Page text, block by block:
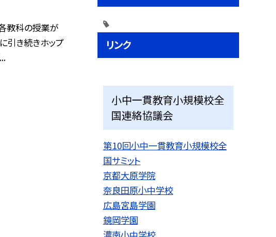
教科の授業が
引き続きホップ
リンク
小中一貫教育小規模校全
国連絡協議会
第10回小中一貫教育小規模校全
国サミット
京都大原学院
奈良田原小中学校
広島宮島学園
鏡岡学園